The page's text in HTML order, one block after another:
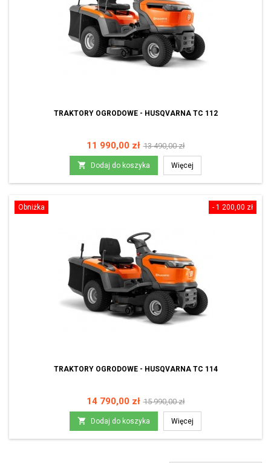
TRAKTORY OGRODOWE - HUSQVARNA TC 112
Cena
11 990,00 zł Cena
podstawowa
13 490,00 zł
 Dodaj do koszyka Więcej
- 1 200,00 zł
Obniżka
TRAKTORY OGRODOWE - HUSQVARNA TC 114
Cena
14 790,00 zł Cena
podstawowa
15 990,00 zł
 Dodaj do koszyka Więcej